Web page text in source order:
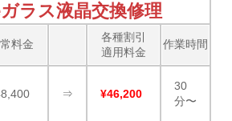
ラス液晶交換修理
料金
各種割引
適用料金
作業時間
⇒ ¥46,200
30
分〜